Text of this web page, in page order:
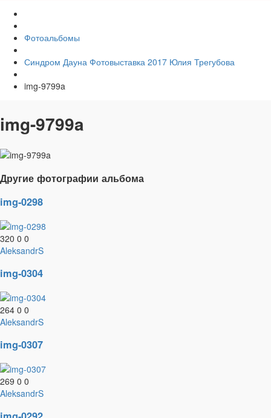
Фотоальбомы
Синдром Дауна Фотовыставка 2017 Юлия Трегубова
img-9799a
img-9799a
Другие фотографии альбома
img-0298
320 0 0
AleksandrS
img-0304
264 0 0
AleksandrS
img-0307
269 0 0
AleksandrS